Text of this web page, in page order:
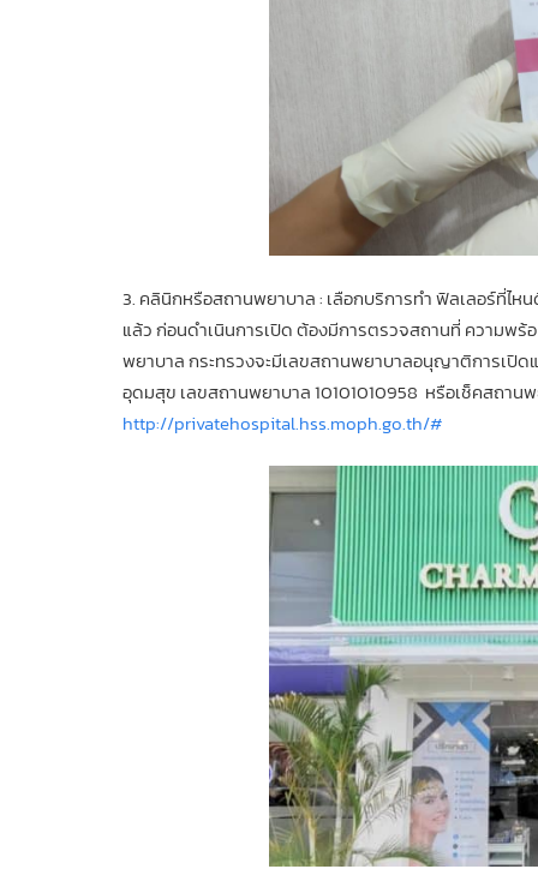
3. คลินิกหรือสถานพยาบาล : เลือกบริการทำ ฟิลเลอร์ที่ไ
แล้ว ก่อนดำเนินการเปิด ต้องมีการตรวจสถานที่ ความพร้
พยาบาล กระทรวงจะมีเลขสถานพยาบาลอนุญาติการเปิด
อุดมสุข เลขสถานพยาบาล 10101010958 หรือเช็คสถาน
http://privatehospital.hss.moph.go.th/#